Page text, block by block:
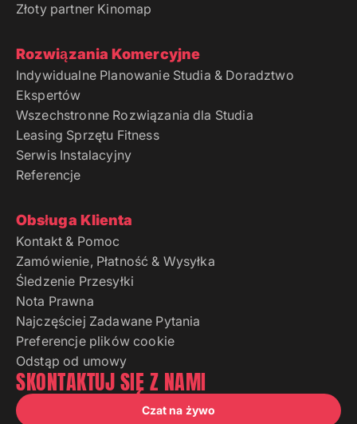
Złoty partner Kinomap
Rozwiązania Komercyjne
Indywidualne Planowanie Studia & Doradztwo
Ekspertów
Wszechstronne Rozwiązania dla Studia
Leasing Sprzętu Fitness
Serwis Instalacyjny
Referencje
Obsługa Klienta
Kontakt & Pomoc
Zamówienie, Płatność & Wysyłka
Śledzenie Przesyłki
Nota Prawna
Najczęściej Zadawane Pytania
Preferencje plików cookie
Odstąp od umowy
SKONTAKTUJ SIĘ Z NAMI
Czat na żywo